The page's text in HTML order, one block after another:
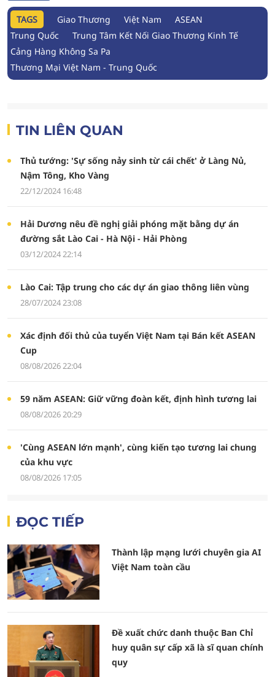
TAGS Giao Thương Việt Nam
ASEAN
Trung Quốc
Trung Tâm Kết Nối Giao Thương Kinh Tế
Cảng Hàng Không Sa Pa
Thương Mại Việt Nam - Trung Quốc
TIN LIÊN QUAN
Thủ tướng: 'Sự sống nảy sinh từ cái chết' ở Làng Nủ,
Nậm Tông, Kho Vàng
22/12/2024 16:48
Hải Dương nêu đề nghị giải phóng mặt bằng dự án
đường sắt Lào Cai - Hà Nội - Hải Phòng
03/12/2024 22:14
Lào Cai: Tập trung cho các dự án giao thông liên vùng
28/07/2024 23:08
Xác định đối thủ của tuyển Việt Nam tại Bán kết ASEAN
Cup
08/08/2026 22:04
59 năm ASEAN: Giữ vững đoàn kết, định hình tương lai
08/08/2026 20:29
'Cùng ASEAN lớn mạnh', cùng kiến tạo tương lai chung
của khu vực
08/08/2026 17:05
ĐỌC TIẾP
Thành lập mạng lưới chuyên gia AI
Việt Nam toàn cầu
Đề xuất chức danh thuộc Ban Chỉ
huy quân sự cấp xã là sĩ quan chính
quy